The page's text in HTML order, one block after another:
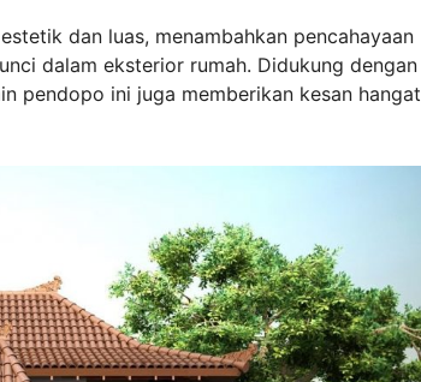
dan luas, menambahkan pencahayaan
dalam eksterior rumah. Didukung dengan
pendopo ini juga memberikan kesan hangat